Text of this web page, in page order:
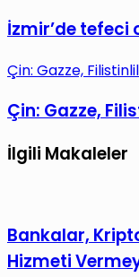
İzmir’de tefeci
Çin: Gazze,
Çin: Gazze,
İlgili Makaleler
Bankalar,
Hizmeti